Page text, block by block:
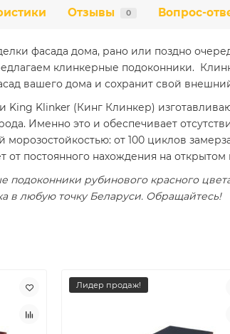
Отзывы 0 Вопрос-
фасада дома, рано или поздно
клинкерные подоконники.
вашего дома и сохранит свой
King Klinker (Кинг Клинкер)
Именно это и обеспечивает
морозостойкостью: от 100 циклов
от постоянного нахождения на
подоконники рубинового красного
в любую точку Беларуси. Обращайтесь!
Лидер продаж!